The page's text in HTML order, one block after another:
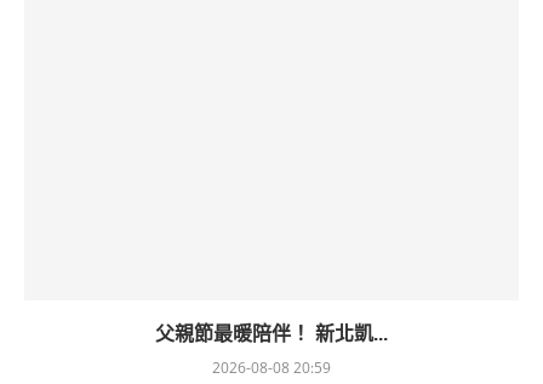
父親節最暖陪伴！ 新北凱...
2026-08-08 20:59